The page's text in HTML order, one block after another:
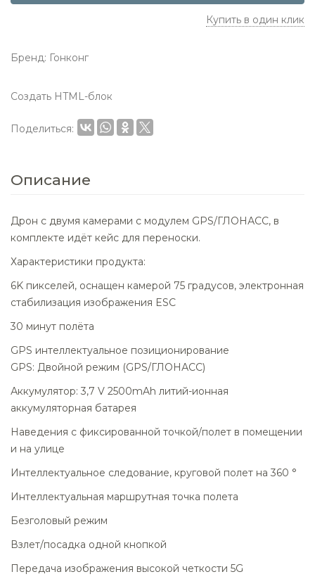
Купить в один клик
Бренд: Гонконг
Создать HTML-блок
Поделиться:
Описание
Дрон с двумя камерами с модулем GPS/ГЛОНАСС, в
комплекте идёт кейс для переноски.
Характеристики продукта:
6K пикселей, оснащен камерой 75 градусов, электронная
стабилизация изображения ESC
30 минут полёта
GPS интеллектуальное позиционирование
GPS: Двойной режим (GPS/ГЛОНАСС)
Аккумулятор: 3,7 V 2500mAh литий-ионная
аккумуляторная батарея
Наведения с фиксированной точкой/полет в помещении
и на улице
Интеллектуальное следование, круговой полет на 360 °
Интеллектуальная маршрутная точка полета
Безголовый режим
Взлет/посадка одной кнопкой
Передача изображения высокой четкости 5G